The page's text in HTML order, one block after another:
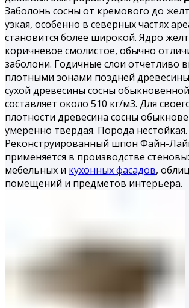
Заболонь сосны от кремового до
узкая, особенно в северных частях
становится более широкой. Ядро
коричневое смолистое, обычно
заболони. Годичные слои отчетливо
плотными зонами поздней
сухой древесины сосны
составляет около 510 кг/м3. Для
плотности древесина сосны
умеренно твердая. Порода нестойкая.
Реконструированный шпон Файн-
применяется в производстве
мебельных и кухонных фасадов,
помещений и предметов интерьера.